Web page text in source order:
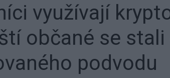
využívají
občané se
podvodu